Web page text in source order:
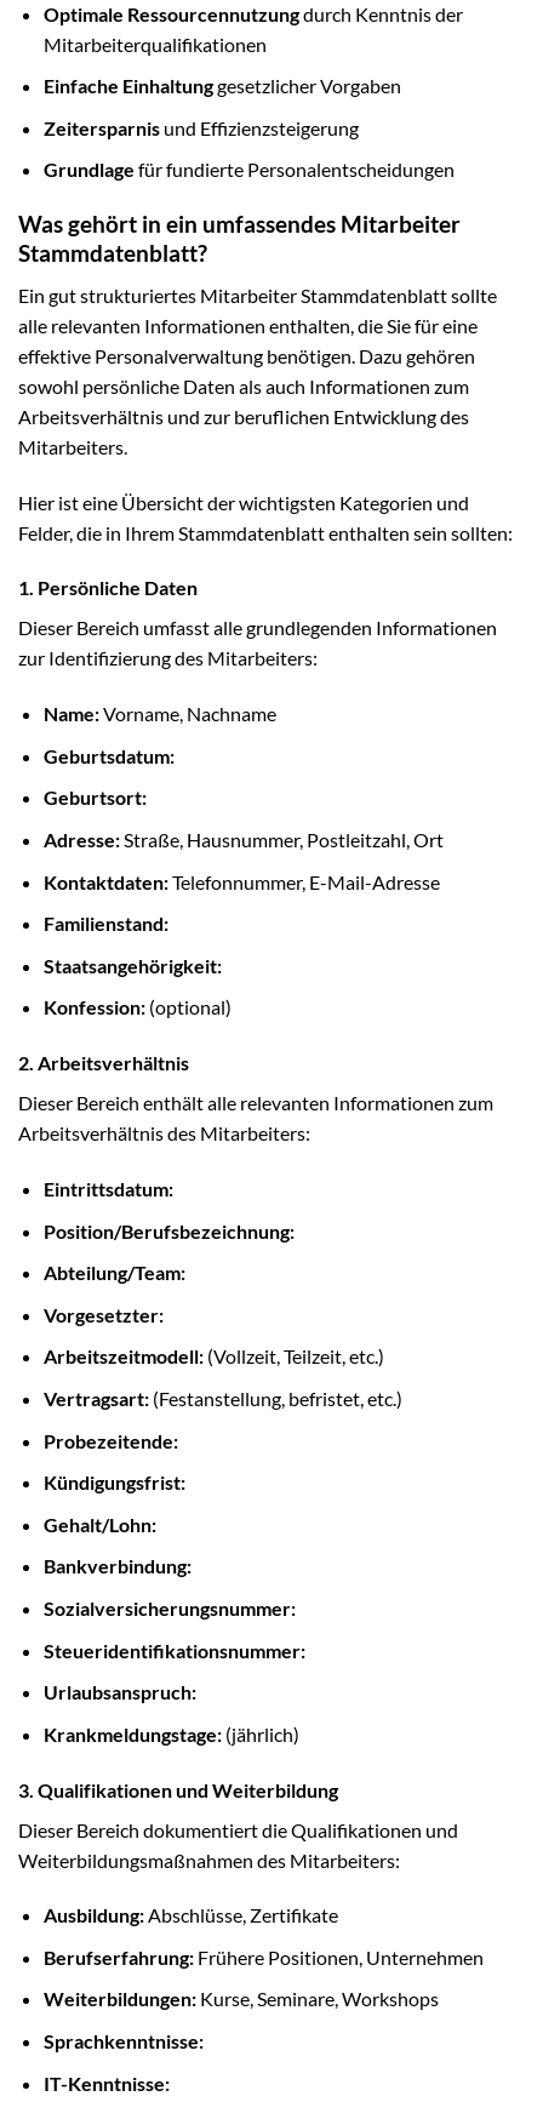
Optimale Ressourcennutzungdurch Kenntnis der
Mitarbeiterqualifikationen
Einfache Einhaltunggesetzlicher Vorgaben
Zeitersparnisund Effizienzsteigerung
Grundlage für fundierte Personalentscheidungen
Was gehört in ein umfassendes Mitarbeiter
Stammdatenblatt?
Ein gut strukturiertes Mitarbeiter Stammdatenblatt sollte
alle relevanten Informationen enthalten, die Sie für eine
effektive Personalverwaltung benötigen. Dazu gehören
sowohl persönliche Daten als auch Informationen zum
Arbeitsverhältnis und zur beruflichen Entwicklung des
Mitarbeiters.
Hier ist eine Übersicht der wichtigsten Kategorien und
Felder, die in Ihrem Stammdatenblatt enthalten sein sollten:
1. Persönliche Daten
Dieser Bereich umfasst alle grundlegenden Informationen
zur Identifizierung des Mitarbeiters:
Name:Vorname, Nachname
Geburtsdatum:
Geburtsort:
Adresse:Straße, Hausnummer, Postleitzahl, Ort
Kontaktdaten:Telefonnummer, E-Mail-Adresse
Familienstand:
Staatsangehörigkeit:
Konfession:(optional)
2. Arbeitsverhältnis
Dieser Bereich enthält alle relevanten Informationen zum
Arbeitsverhältnis des Mitarbeiters:
Eintrittsdatum:
Position/Berufsbezeichnung:
Abteilung/Team:
Vorgesetzter:
Arbeitszeitmodell:(Vollzeit, Teilzeit, etc.)
Vertragsart:(Festanstellung, befristet, etc.)
Probezeitende:
Kündigungsfrist:
Gehalt/Lohn:
Bankverbindung:
Sozialversicherungsnummer:
Steueridentifikationsnummer:
Urlaubsanspruch:
Krankmeldungstage:(jährlich)
3. Qualifikationen und Weiterbildung
Dieser Bereich dokumentiert die Qualifikationen und
Weiterbildungsmaßnahmen des Mitarbeiters:
Ausbildung:Abschlüsse, Zertifikate
Berufserfahrung:Frühere Positionen, Unternehmen
Weiterbildungen:Kurse, Seminare, Workshops
Sprachkenntnisse:
IT-Kenntnisse: